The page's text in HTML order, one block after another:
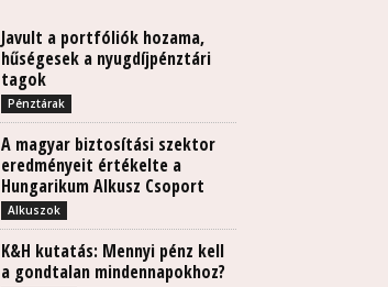
Javult a portfóliók hozama,
hűségesek a nyugdíjpénztári
tagok
Pénztárak
A magyar biztosítási szektor
eredményeit értékelte a
Hungarikum Alkusz Csoport
Alkuszok
K&H kutatás: Mennyi pénz kell
a gondtalan mindennapokhoz?